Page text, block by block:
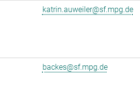
katrin.auweiler@sf.mpg.de
backes@sf.mpg.de